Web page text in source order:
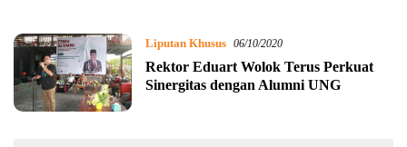
Liputan Khusus 06/10/2020
Rektor Eduart Wolok Terus Perkuat
Sinergitas dengan Alumni UNG